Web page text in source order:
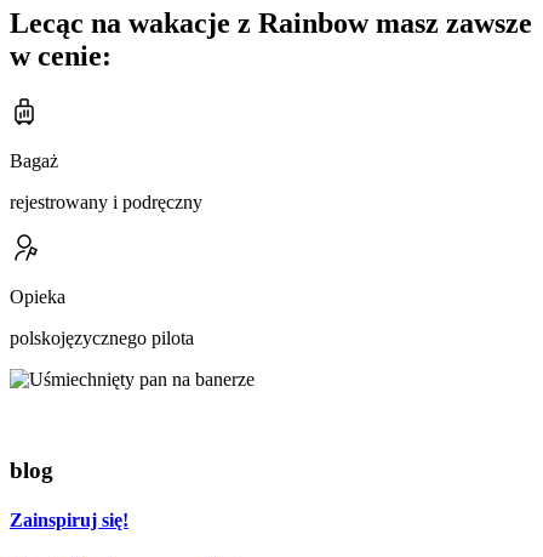
Lecąc na wakacje z Rainbow masz zawsze
w cenie:
Bagaż
rejestrowany i podręczny
Opieka
polskojęzycznego pilota
blog
Zainspiruj się!